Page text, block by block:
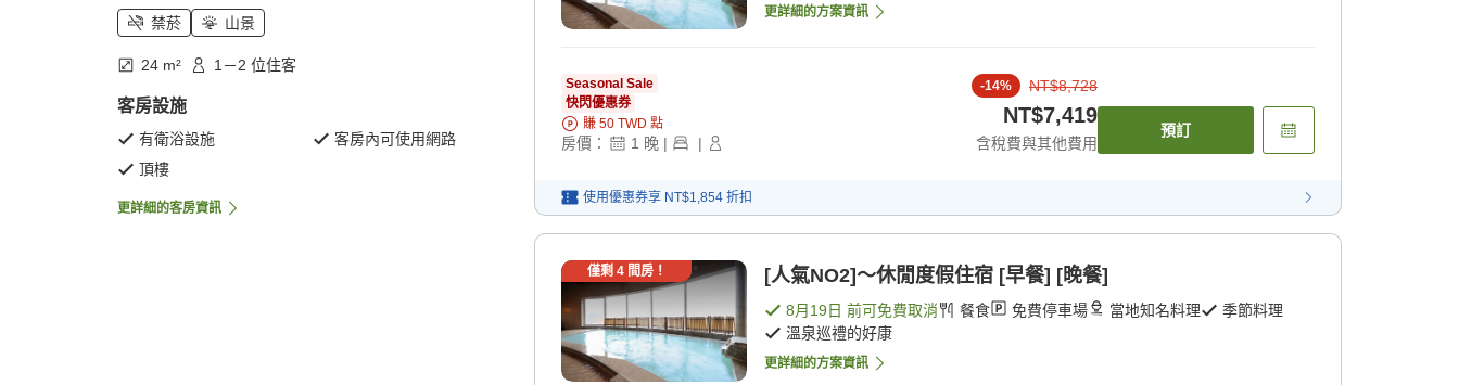
禁菸 山景
24 m² 1－2 位住客
客房設施
有衛浴設施
客房內可使用網路
頂樓
更詳細的客房資訊
更詳細的方案資訊
Seasonal Sale
快閃優惠券
賺 50 TWD 點
房價： 1 晚 | |
-14% NT$8,728
NT$7,419
含稅費與其他費用
預訂
使用優惠券享 NT$1,854 折扣
僅剩 4間房！ [人氣NO2]～休閒度假住宿 [早餐] [晚餐]
8月19日 前可免費取消 餐食 免費停車場 當地知名料理
季節料理
溫泉巡禮的好康
更詳細的方案資訊